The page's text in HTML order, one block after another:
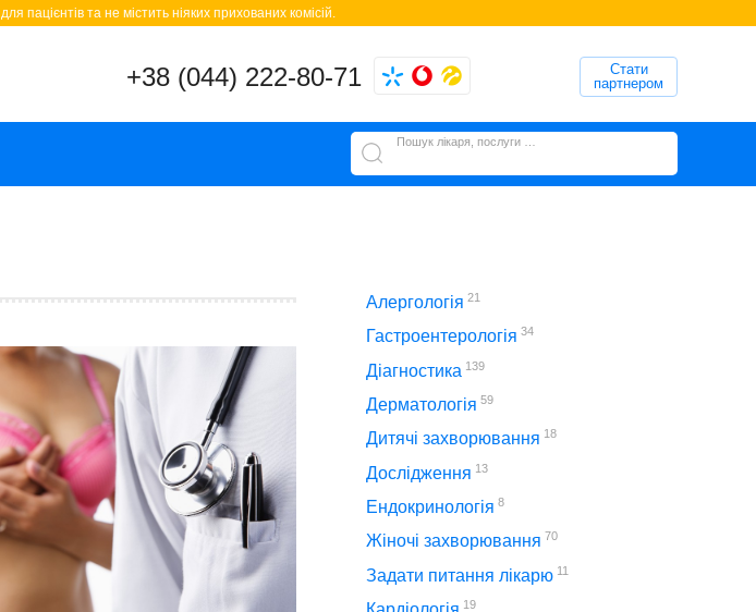
для пацієнтів та не містить ніяких прихованих комісій.
+38 (044) 222-80-71
Стати
партнером
Алергологія 21
Гастроентерологія 34
Діагностика 139
Дерматологія 59
Дитячі захворювання 18
Дослідження 13
Ендокринологія 8
Жіночі захворювання 70
Задати питання лікарю 11
19